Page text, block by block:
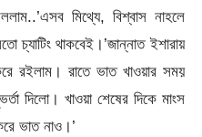
মিথ্যে, বিশ্বাস নাহলে
থাকবেই।’জান্নাত ইশারায়
রইলাম। রাতে ভাত খাওয়ার সময়
দিলো। খাওয়া শেষের দিকে মাংস
ভাত নাও।’